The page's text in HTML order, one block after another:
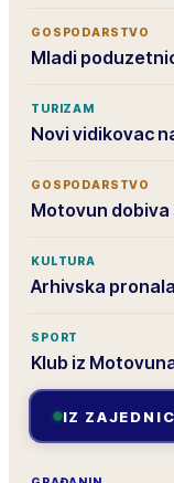
GOSPODARSTVO
Mladi
TURIZAM
Novi vidikovac
GOSPODARSTVO
Motovun
KULTURA
Arhivska
SPORT
Klub iz
IZ